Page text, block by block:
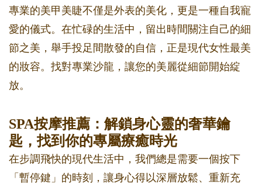
專業的美甲美睫不僅是外表的美化，更是一種自我寵
愛的儀式。在忙碌的生活中，留出時間關注自己的細
節之美，舉手投足間散發的自信，正是現代女性最美
的妝容。找對專業沙龍，讓您的美麗從細節開始綻
放。
SPA按摩推薦：解鎖身心靈的奢華鑰
匙，找到你的專屬療癒時光
在步調飛快的現代生活中，我們總是需要一個按下
「暫停鍵」的時刻，讓身心得以深層放鬆、重新充